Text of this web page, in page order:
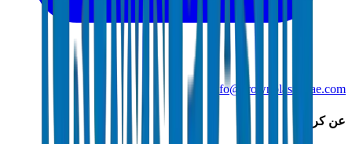
info@crownplasticuae.com
عن كراون